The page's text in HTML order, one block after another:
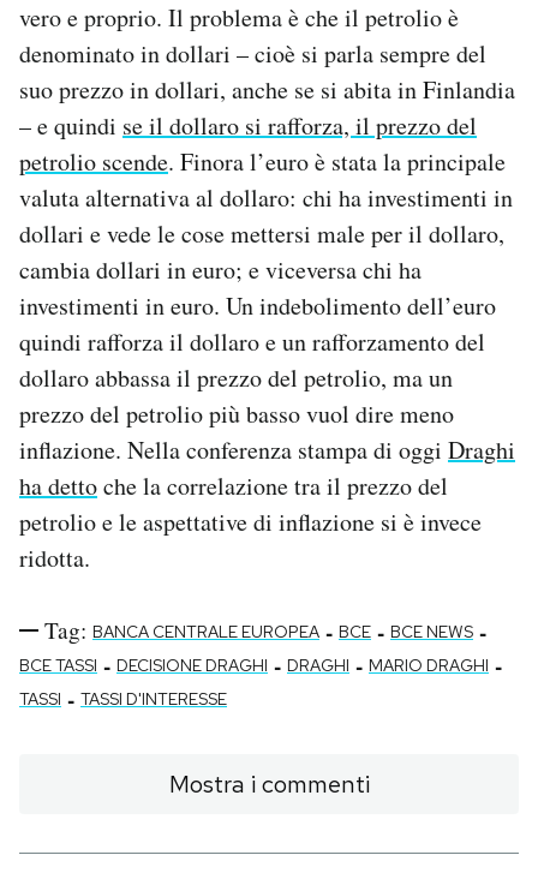
vero e proprio. Il problema è che il petrolio è
denominato in dollari – cioè si parla sempre del
suo prezzo in dollari, anche se si abita in Finlandia
– e quindi se il dollaro si rafforza, il prezzo del
petrolio scende. Finora l’euro è stata la principale
valuta alternativa al dollaro: chi ha investimenti in
dollari e vede le cose mettersi male per il dollaro,
cambia dollari in euro; e viceversa chi ha
investimenti in euro. Un indebolimento dell’euro
quindi rafforza il dollaro e un rafforzamento del
dollaro abbassa il prezzo del petrolio, ma un
prezzo del petrolio più basso vuol dire meno
inflazione. Nella conferenza stampa di oggi Draghi
ha dettoche la correlazione tra il prezzo del
petrolio e le aspettative di inflazione si è invece
ridotta.
Tag: BANCA CENTRALE EUROPEA - BCE - BCE NEWS -
BCE TASSI - DECISIONE DRAGHI - DRAGHI - MARIO DRAGHI -
TASSI - TASSI D'INTERESSE
Mostra i commenti